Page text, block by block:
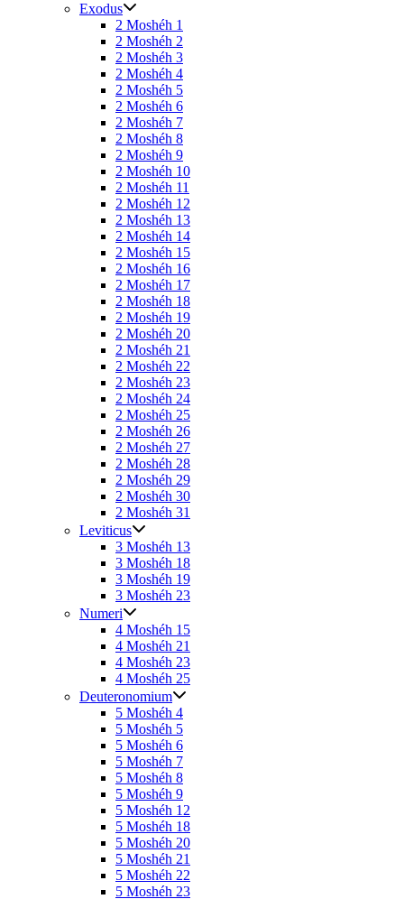
Exodus
2 Moshéh 1
2 Moshéh 2
2 Moshéh 3
2 Moshéh 4
2 Moshéh 5
2 Moshéh 6
2 Moshéh 7
2 Moshéh 8
2 Moshéh 9
2 Moshéh 10
2 Moshéh 11
2 Moshéh 12
2 Moshéh 13
2 Moshéh 14
2 Moshéh 15
2 Moshéh 16
2 Moshéh 17
2 Moshéh 18
2 Moshéh 19
2 Moshéh 20
2 Moshéh 21
2 Moshéh 22
2 Moshéh 23
2 Moshéh 24
2 Moshéh 25
2 Moshéh 26
2 Moshéh 27
2 Moshéh 28
2 Moshéh 29
2 Moshéh 30
2 Moshéh 31
Leviticus
3 Moshéh 13
3 Moshéh 18
3 Moshéh 19
3 Moshéh 23
Numeri
4 Moshéh 15
4 Moshéh 21
4 Moshéh 23
4 Moshéh 25
Deuteronomium
5 Moshéh 4
5 Moshéh 5
5 Moshéh 6
5 Moshéh 7
5 Moshéh 8
5 Moshéh 9
5 Moshéh 12
5 Moshéh 18
5 Moshéh 20
5 Moshéh 21
5 Moshéh 22
5 Moshéh 23